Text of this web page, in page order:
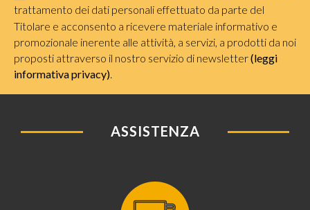
trattamento dei dati personali effettuato da parte del
Titolare e acconsento a ricevere materiale informativo e
promozionale inerente alle attività, a servizi, a prodotti da noi
proposti attraverso il nostro servizio di newsletter(leggi
informativa privacy).
ASSISTENZA